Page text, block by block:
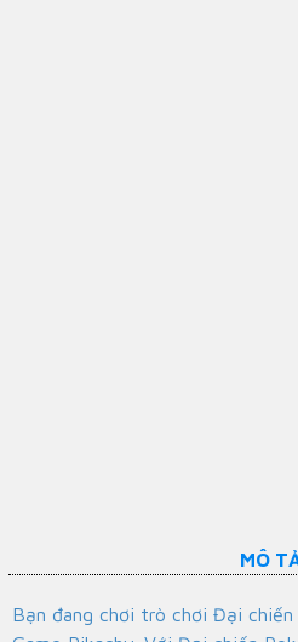
MÔ
Bạn đang chơi trò chơi Đại